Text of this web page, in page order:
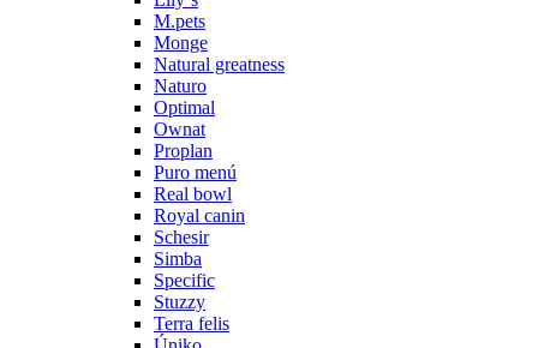
M.pets
Monge
Natural greatness
Naturo
Optimal
Ownat
Proplan
Puro menú
Real bowl
Royal canin
Schesir
Simba
Specific
Stuzzy
Terra felis